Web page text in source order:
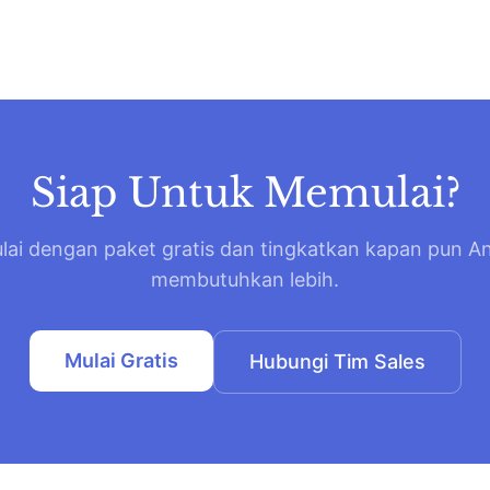
Siap Untuk Memulai?
dengan paket gratis dan tingkatkan kapan pun
membutuhkan lebih.
Mulai Gratis Hubungi Tim Sales